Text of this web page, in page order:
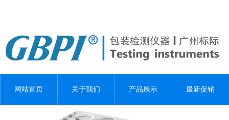
网站首页 关于我们 产品展示 最新促销